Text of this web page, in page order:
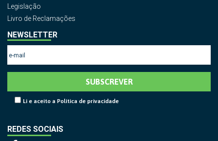
Legislação
Livro de Reclamações
NEWSLETTER
SUBSCREVER
Li e aceito a Política de privacidade
REDES SOCIAIS